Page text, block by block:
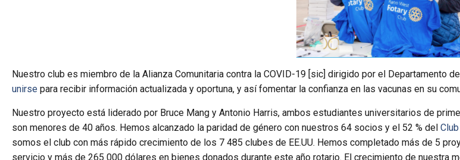
Nuestro club es miembro de la Alianza Comunitaria contra la COVID-19 [sic] dirigido por el Departamento
unirse para recibir información actualizada y oportuna, y así fomentar la confianza en las vacunas en su
Nuestro proyecto está liderado por Bruce Mang y Antonio Harris, ambos estudiantes universitarios de
son menores de 40 años. Hemos alcanzado la paridad de género con nuestros 64 socios y el 52 % del
somos el club con más rápido crecimiento de los 7 485 clubes de EE.UU. Hemos completado más de 5
servicio y más de 265 000 dólares en bienes donados durante este año rotario. El crecimiento de nuestra